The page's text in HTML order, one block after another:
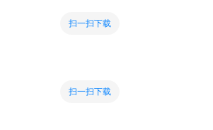
扫一扫下载
扫一扫下载